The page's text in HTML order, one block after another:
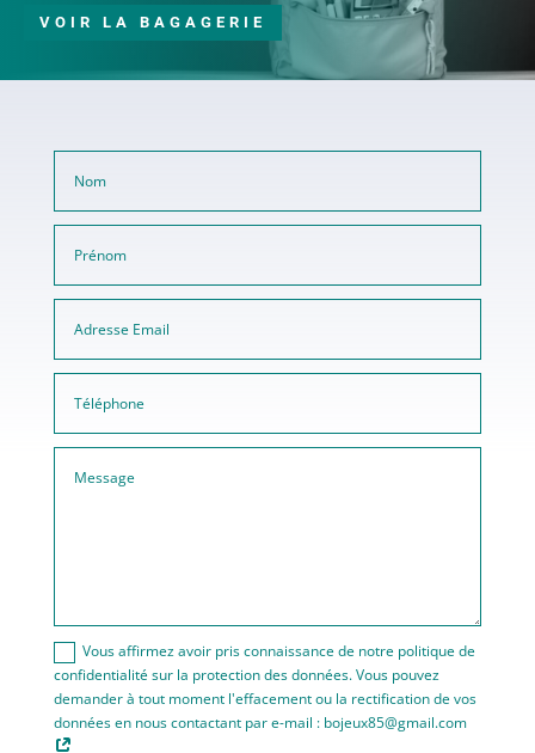
VOIR LA BAGAGERIE
Vous affirmez avoir pris connaissance de notre politique de
confidentialité sur la protection des données. Vous pouvez
demander à tout moment l'effacement ou la rectification de vos
données en nous contactant par e-mail : bojeux85@gmail.com